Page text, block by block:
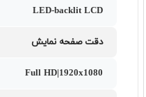
LED-backlit LCD
دقت صفحه نمایش
Full HD|1920x1080